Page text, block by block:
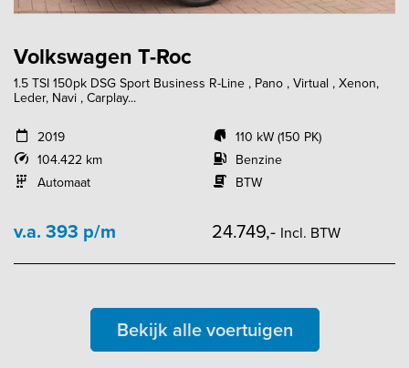
Volkswagen T-Roc
1.5 TSI 150pk DSG Sport Business R-Line , Pano , Virtual , Xenon,
Leder, Navi , Carplay...
2019
104.422 km
Automaat
110 kW (150 PK)
Benzine
BTW
v.a. 393 p/m 24.749,- Incl. BTW
Bekijk alle voertuigen